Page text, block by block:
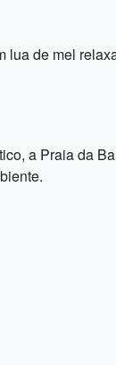
de mel
a Praia da